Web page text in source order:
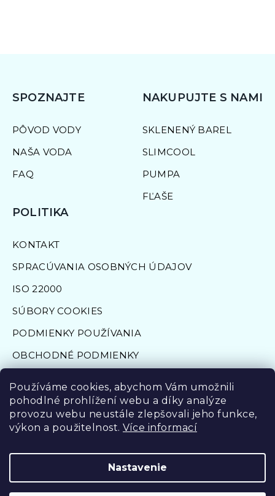
Používáme cookies, abychom Vám umožnili
pohodlné prohlížení webu a díky analýze
provozu webu neustále zlepšovali jeho funkce,
výkon a použitelnost. Více informací
Nastavenie
SPOZNAJTE
PÔVOD VODY
NAŠA VODA
FAQ
NAKUPUJTE S NAMI
SKLENENÝ BAREL
SLIMCOOL
PUMPA
FĽAŠE
POLITIKA
KONTAKT
SPRACÚVANIA OSOBNÝCH ÚDAJOV
ISO 22000
SÚBORY COOKIES
PODMIENKY POUŽÍVANIA
OBCHODNÉ PODMIENKY